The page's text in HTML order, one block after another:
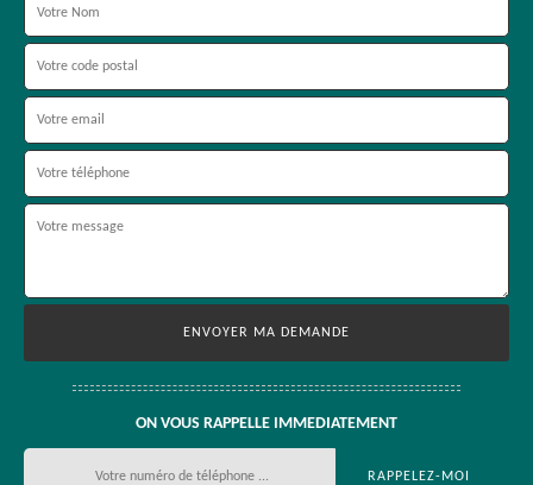
ON VOUS RAPPELLE IMMEDIATEMENT